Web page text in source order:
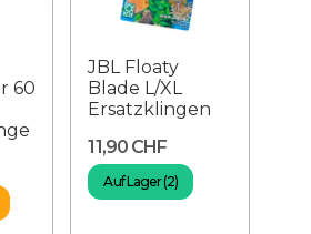
60
JBL Floaty
Blade L/XL
Ersatzklingen
11,90 CHF
Auf Lager (2)